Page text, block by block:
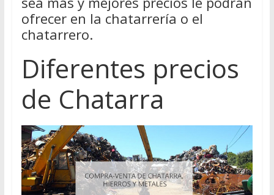
ofrecer en la chatarrería o el
chatarrero.
Diferentes precios
de Chatarra